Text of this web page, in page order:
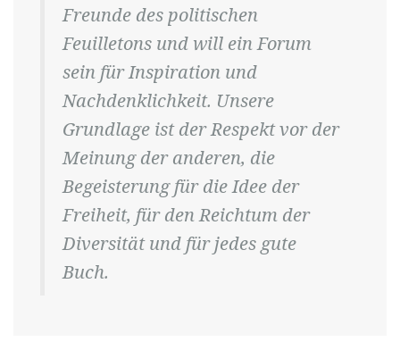
Freunde des politischen
Feuilletons und will ein Forum
sein für Inspiration und
Nachdenklichkeit. Unsere
Grundlage ist der Respekt vor der
Meinung der anderen, die
Begeisterung für die Idee der
Freiheit, für den Reichtum der
Diversität und für jedes gute
Buch.